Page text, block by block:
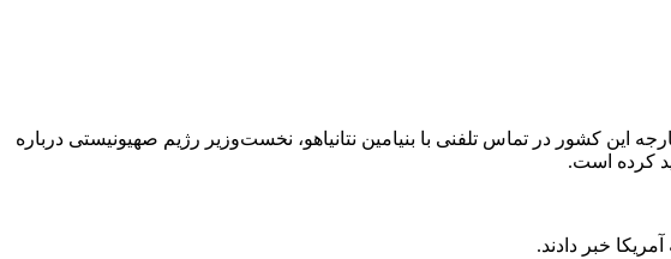
این کشور در تماس تلفنی با بنیامین نتانیاهو، نخست‌وزیر رژیم صهیونیستی درباره
کرده است.
خبر دادند.